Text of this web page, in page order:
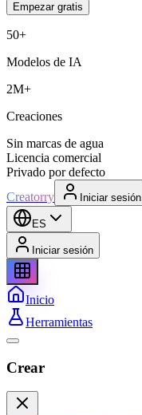
Empezar gratis
50+
Modelos de IA
2M+
Creaciones
Sin marcas de agua
Licencia comercial
Privado por defecto
Creatorry
Iniciar sesión
ES
Iniciar sesión
Inicio
Herramientas
Crear